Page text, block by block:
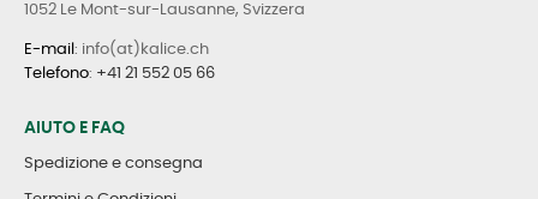
1052 Le Mont-sur-Lausanne, Svizzera
E-mail : info(at)kalice.ch
Telefono: +41 21 552 05 66
AIUTO E FAQ
Spedizione e consegna